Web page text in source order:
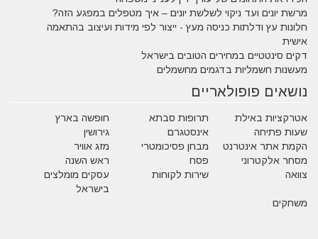
מרשת יונים ועד ניקוי לשלשת יונים – איך מטפלים במפגע הזה?
חלונות עץ ודלתות כניסה מעץ - ייצור לפי מידות ועיצוב בהתאמה
אישית
דקים סינטטיים במחירים הטובים בישראל
מעשנות חשמליות בדגמים מחשמלים
נושאים פופולאריים
אטרקציות באילת תרופות סבתא
חופשה בארץ
שעות פתיחה
אינסטגרם
גירושין
הקמת אתר אינטרנט
מבחן פסיכומטרי
מזג אוויר
מסחר אלקטרוני
פסח
ראש השנה
צוואה
שירות לקוחות
עסקים מומלצים
בישראל
משחקים